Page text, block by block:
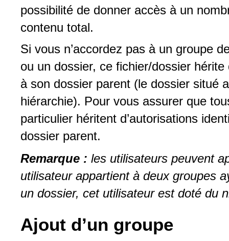
possibilité de donner accès à un
contenu total.
Si vous n’accordez pas à un groupe
ou un dossier, ce fichier/dossier
à son dossier parent (le dossier situé
hiérarchie). Pour vous assurer que
particulier héritent d’autorisations
dossier parent.
Remarque : les utilisateurs peuvent
utilisateur appartient à deux groupes
un dossier, cet utilisateur est doté du
Ajout d’un groupe